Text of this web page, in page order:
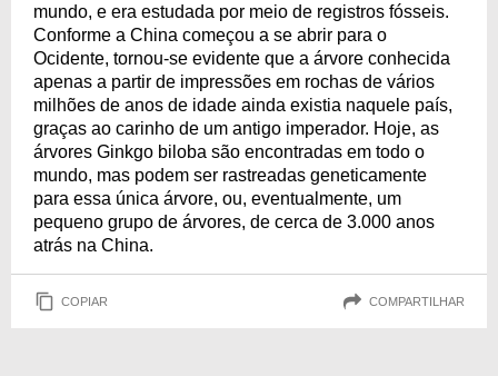
mundo, e era estudada por meio de registros fósseis.
Conforme a China começou a se abrir para o
Ocidente, tornou-se evidente que a árvore conhecida
apenas a partir de impressões em rochas de vários
milhões de anos de idade ainda existia naquele país,
graças ao carinho de um antigo imperador. Hoje, as
árvores Ginkgo biloba são encontradas em todo o
mundo, mas podem ser rastreadas geneticamente
para essa única árvore, ou, eventualmente, um
pequeno grupo de árvores, de cerca de 3.000 anos
atrás na China.
COPIAR COMPARTILHAR